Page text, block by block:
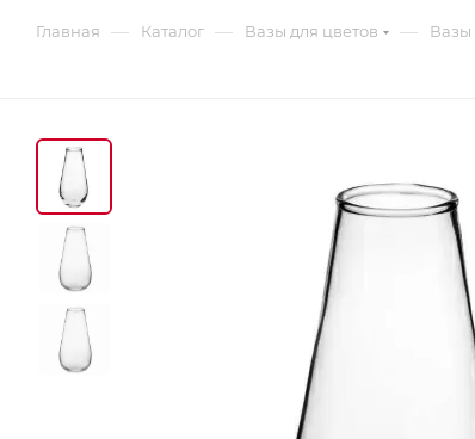
Главная — Каталог — Вазы для цветов — Вазы